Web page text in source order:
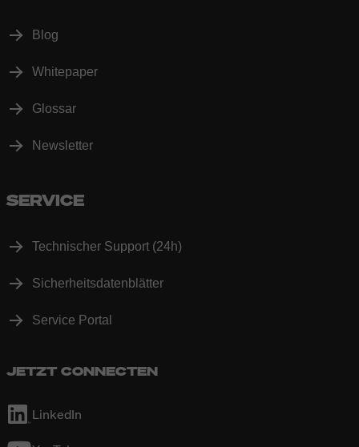
Blog
Whitepaper
Glossar
Newsletter
SERVICE
Technischer Support (24h)
Sicherheitsdatenblätter
Service Portal
JETZT CONNECTEN
LinkedIn